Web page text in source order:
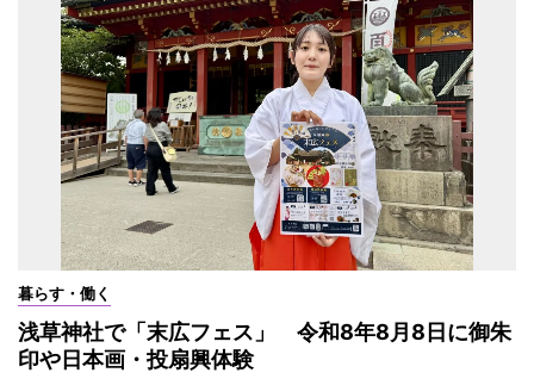
暮らす・働く
浅草神社で「末広フェス」 令和8年8月8日に御朱
印や日本画・投扇興体験